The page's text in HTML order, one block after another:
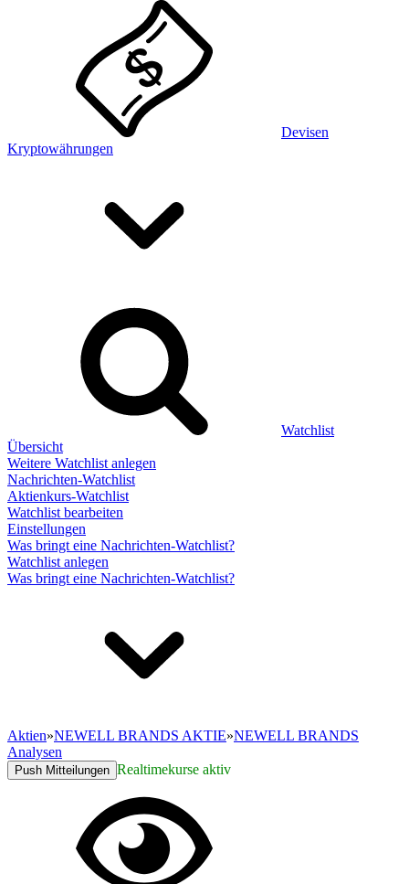
Devisen
Kryptowährungen
Watchlist
Übersicht
Weitere Watchlist anlegen
Nachrichten-Watchlist
Aktienkurs-Watchlist
Watchlist bearbeiten
Einstellungen
Was bringt eine Nachrichten-Watchlist?
Watchlist anlegen
Was bringt eine Nachrichten-Watchlist?
Aktien»NEWELL BRANDS AKTIE»NEWELL BRANDS
Analysen
Push Mitteilungen Realtimekurse aktiv